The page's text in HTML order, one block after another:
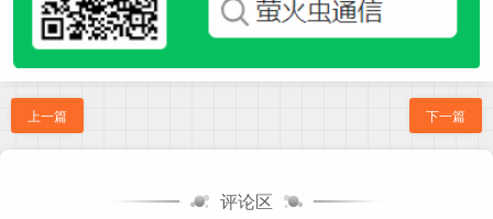
上一篇 下一篇
评论区